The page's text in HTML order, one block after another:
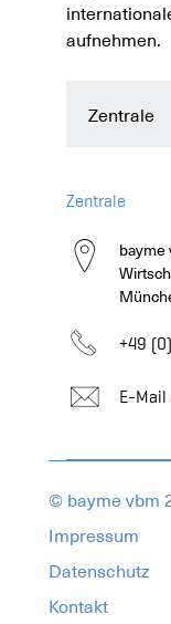
aufnehmen.
Zentrale
Zentrale
bayme
+49
E-Mail
© bayme vbm
Impressum
Datenschutz
Kontakt